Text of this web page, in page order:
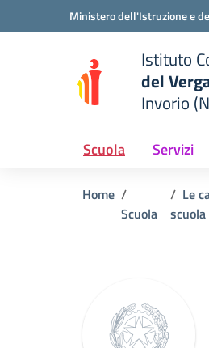
Vai ai contenuti
Vai al menu di navigazione
Ministero dell'Istruzione e
scuola
Istituto
del
Invorio
Scuola Servizi
Home
Scuola
Le
scuola